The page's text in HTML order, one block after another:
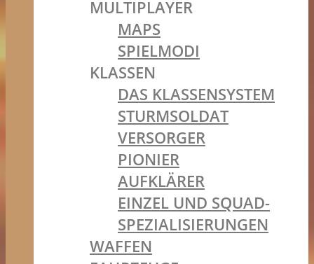
MULTIPLAYER
MAPS
SPIELMODI
KLASSEN
DAS KLASSENSYSTEM
STURMSOLDAT
VERSORGER
PIONIER
AUFKLÄRER
EINZEL UND SQUAD-
SPEZIALISIERUNGEN
WAFFEN